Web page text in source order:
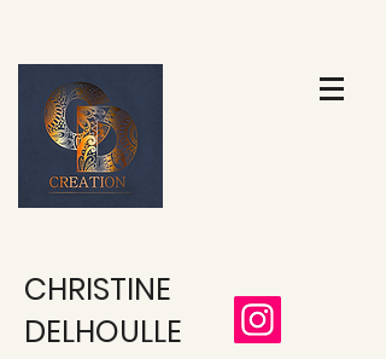
CHRISTINE
DELHOULLE